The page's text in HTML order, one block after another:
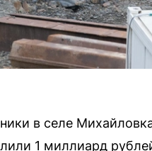
в селе
1 миллиард